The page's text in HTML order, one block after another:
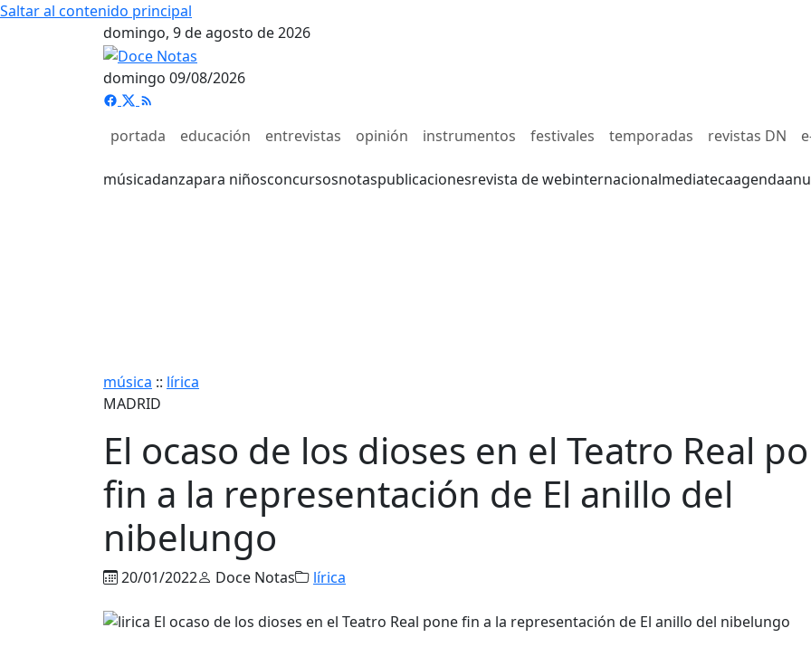
Saltar al contenido principal
domingo, 9 de agosto de 2026
domingo 09/08/2026
portada educación entrevistas opinión instrumentos festivales temporadas revistas DN
músicadanzapara niñosconcursosnotaspublicacionesrevista de webinternacionalmediatecaagenda
música :: lírica
MADRID
El ocaso de los dioses en el Teatro Real
fin a la representación de El anillo del
nibelungo
20/01/2022 Doce Notas lírica